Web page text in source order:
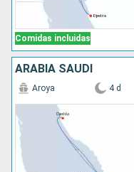
Comidas incluidas
ARABIA SAUDÍ
Aroya 4 d